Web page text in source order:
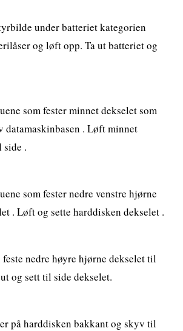
under batteriet kategorien
og løft opp. Ta ut batteriet og
som fester minnet dekselet som
datamaskinbasen . Løft minnet
side .
som fester nedre venstre hjørne
. Løft og sette harddisken dekselet .
nedre høyre hjørne dekselet til
og sett til side dekselet.
på harddisken bakkant og skyv til